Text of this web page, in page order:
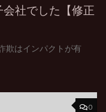
社でした【修正
欺はインパクトが有
0